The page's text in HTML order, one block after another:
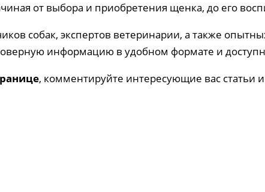
от выбора и приобретения щенка, до его
собак, экспертов ветеринарии, а также
информацию в удобном формате и
, комментируйте интересующие вас статьи